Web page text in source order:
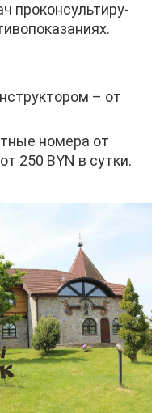
про­кон­суль­ти­ру­
– от
но­ме­ра от
250 BYN в сут­ки.